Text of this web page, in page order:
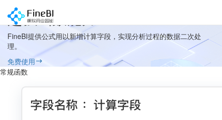
超强函数能力
FineBI提供公式用以新增计算字段，实现分析过程的数据二次处
理。
免费使用
常规函数